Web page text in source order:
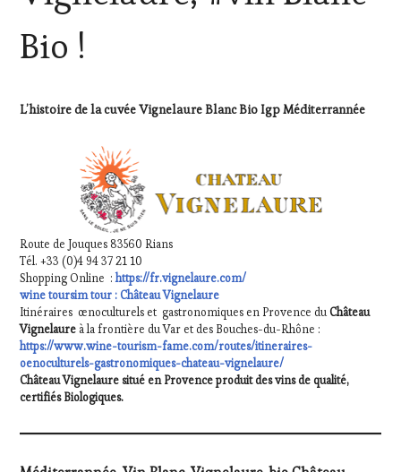
ADHÉRENT,
TOURISME ,
INVITATIONS
WINE
WEB,
OENOTOURISME
PARTENAIRES
VIN
TOURISME,
PRODUCTEURS
TERROIR,
RESTAURATEUR,
CHEF,
CUISINIER,
SOMMELIER,
Bio !
L’histoire de la cuvée Vignelaure Blanc Bio Igp Méditerrannée
Route de Jouques 83560 Rians
Tél. +33 (0)4 94 37 21 10
Shopping Online :https://fr.vignelaure.com/
wine toursim tour : Château Vignelaure
Itinéraires œnoculturels et gastronomiques en Provence duChâteau
Vignelaure à la frontière du Var et des Bouches-du-Rhône :
https://www.wine-tourism-fame.com/routes/itineraires-
oenoculturels-gastronomiques-chateau-vignelaure/
Château Vignelaure situé en Provence produit des vins de qualité,
certifiés Biologiques.